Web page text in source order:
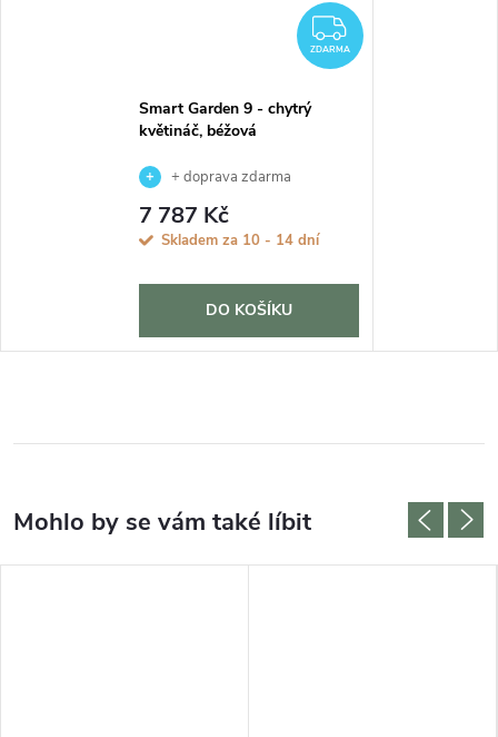
ZDARMA
ZDARMA
Smart Garden 9 - chytrý
květináč, béžová
+ doprava zdarma
7 787 Kč
Skladem za 10 - 14 dní
DO KOŠÍKU